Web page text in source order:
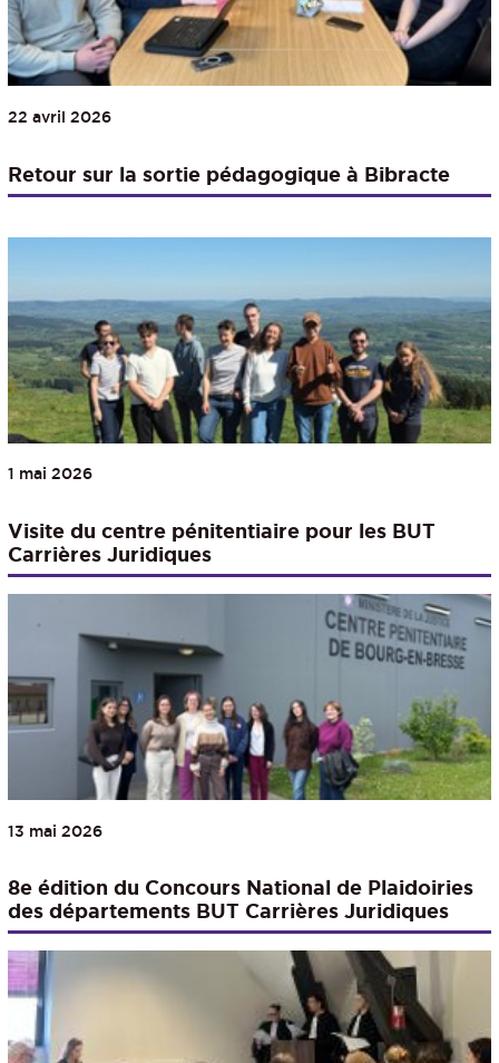
22 avril 2026
Retour sur la sortie pédagogique à Bibracte
1 mai 2026
Visite du centre pénitentiaire pour les BUT
Carrières Juridiques
13 mai 2026
8e édition du Concours National de Plaidoiries
des départements BUT Carrières Juridiques